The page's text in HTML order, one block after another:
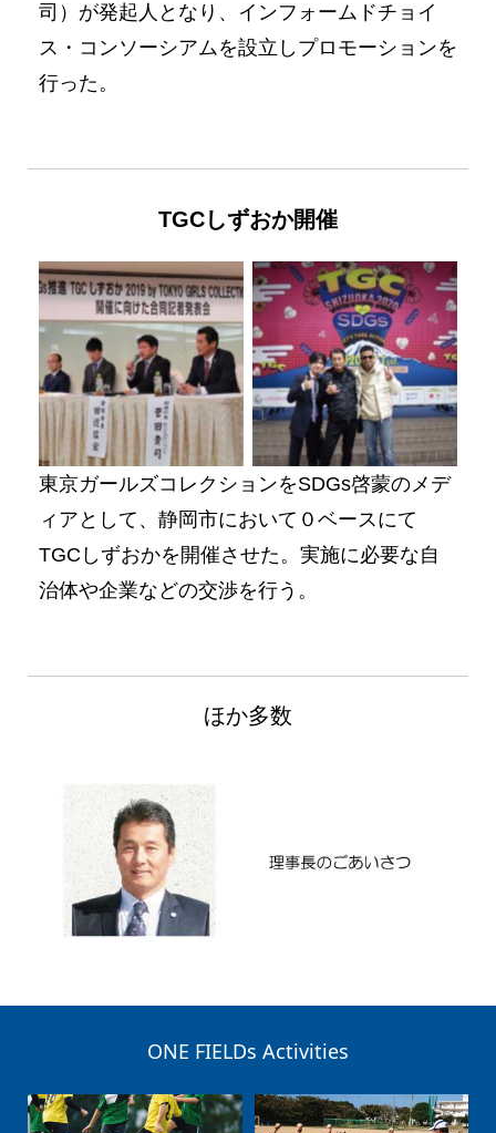
司）が発起人となり、インフォームドチョイ
ス・コンソーシアムを設立しプロモーションを
行った。
TGCしずおか開催
No Caption No Caption
東京ガールズコレクションをSDGs啓蒙のメデ
ィアとして、静岡市において０ベースにて
TGCしずおかを開催させた。実施に必要な自
治体や企業などの交渉を行う。
ほか多数
ONE FIELDs Activities